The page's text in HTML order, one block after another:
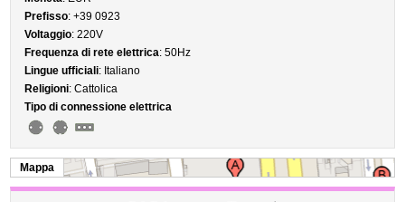
Prefisso: +39 0923
Voltaggio: 220V
Frequenza di rete elettrica: 50Hz
Lingue ufficiali: Italiano
Religioni: Cattolica
Tipo di connessione elettrica
Mappa